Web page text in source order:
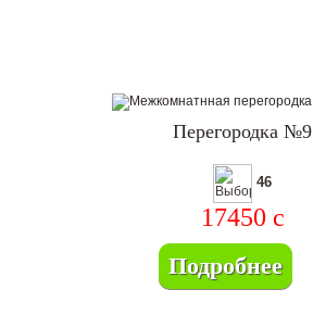
Перегородка №9
46
17450 c
Подробнее